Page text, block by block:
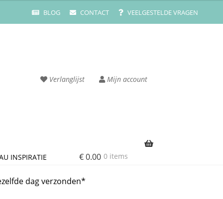
BLOG CONTACT VEELGESTELDE VRAGEN
Verlanglijst Mijn account
INSPIRATIE
Cart
€0.00 0 items
dag verzonden*